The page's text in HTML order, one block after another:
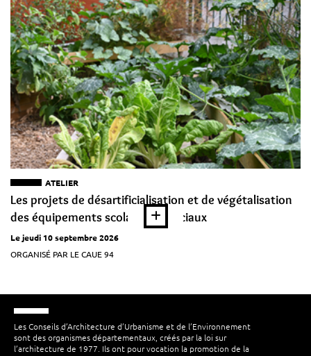
ATELIER
Les projets de désartificialisation et de végétalisation
des équipements scolaires et sociaux
Le jeudi 10 septembre 2026
ORGANISÉ PAR LE CAUE 94
Les Conseils d’Architecture d’Urbanisme et de l’Environnement
sont des organismes départementaux, créés par la loi sur
l’architecture de 1977. Ils ont pour vocation la promotion de la